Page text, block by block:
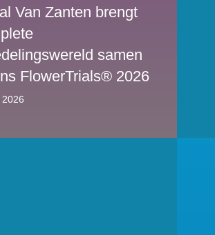
Van Zanten brengt
samen
FlowerTrials® 2026